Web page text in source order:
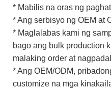
* Mabilis na oras ng
* Ang serbisyo ng OEM at
* Maglalabas kami ng
bago ang bulk production
malaking order at
* Ang OEM/ODM,
customize na mga